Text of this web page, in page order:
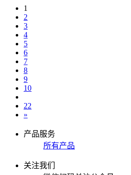
1
2
3
4
5
6
7
8
9
10
22
»
产品服务
所有产品
关注我们